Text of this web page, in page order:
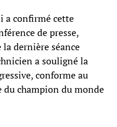
a confirmé cette
de presse,
dernière séance
a souligné la
conforme au
champion du monde